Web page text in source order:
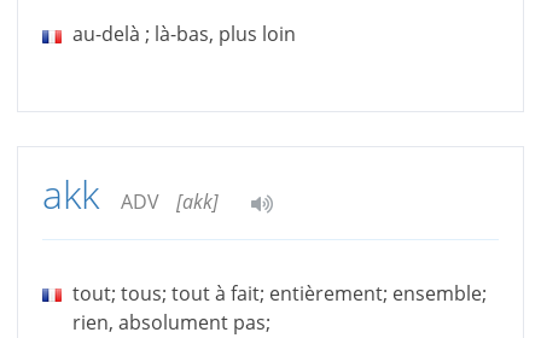
au-delà ; là-bas, plus loin
akk ADV [akk]
tout; tous; tout à fait; entièrement; ensemble;
rien, absolument pas;